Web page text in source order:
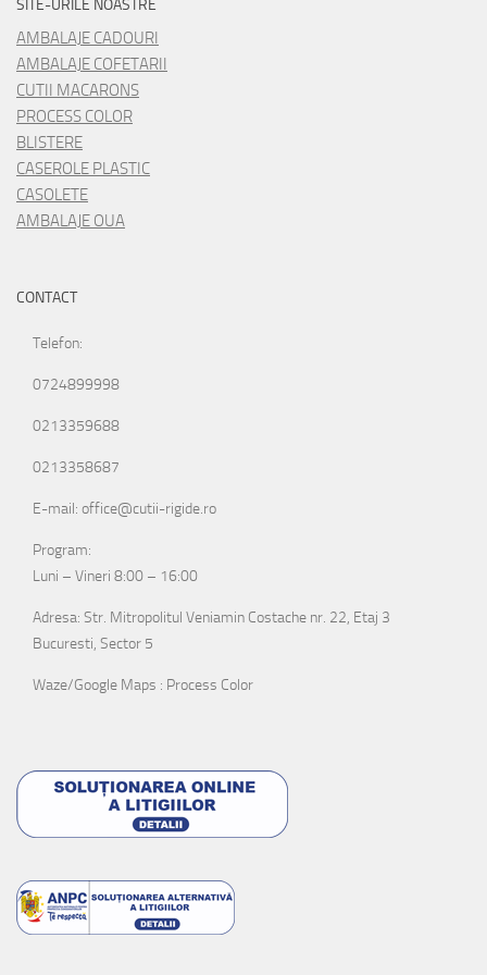
SITE-URILE NOASTRE
AMBALAJE CADOURI
AMBALAJE COFETARII
CUTII MACARONS
PROCESS COLOR
BLISTERE
CASEROLE PLASTIC
CASOLETE
AMBALAJE OUA
CONTACT
Telefon:
0724899998
0213359688
0213358687
E-mail: office@cutii-rigide.ro
Program:
Luni – Vineri 8:00 – 16:00
Adresa: Str. Mitropolitul Veniamin Costache nr. 22, Etaj 3
Bucuresti, Sector 5
Waze/Google Maps : Process Color